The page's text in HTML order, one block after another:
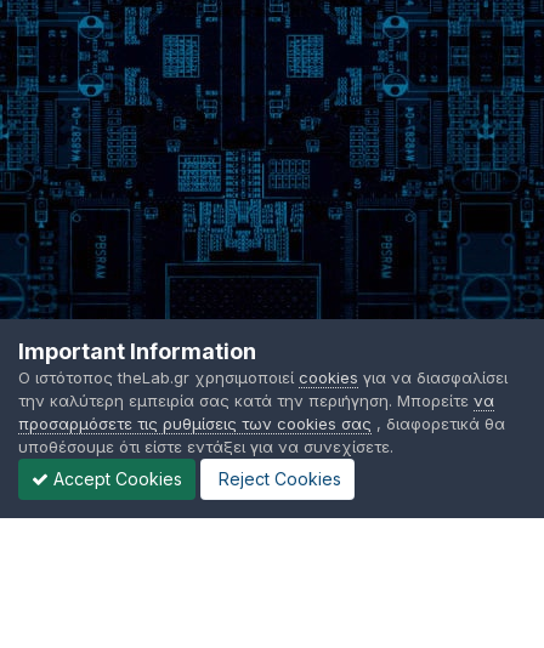
Important Information
Ο ιστότοπος theLab.gr χρησιμοποιεί cookies για να διασφαλίσει
την καλύτερη εμπειρία σας κατά την περιήγηση. Μπορείτε να
προσαρμόσετε τις ρυθμίσεις των cookies σας , διαφορετικά θα
υποθέσουμε ότι είστε εντάξει για να συνεχίσετε.
Accept Cookies Reject Cookies